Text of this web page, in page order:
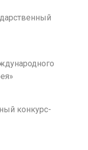
конкурс-